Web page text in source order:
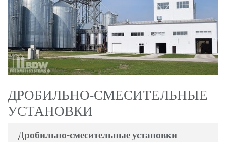
ДРОБИЛЬНО-СМЕСИТЕЛЬНЫЕ
УСТАНОВКИ
Дробильно-смесительные установки